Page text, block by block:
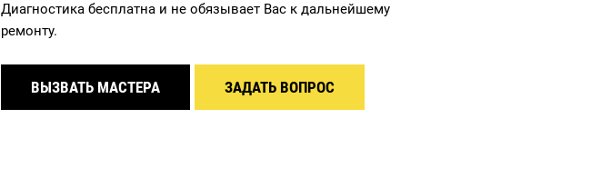
Диагностика бесплатна и не обязывает Вас к дальнейшему
ремонту.
ВЫЗВАТЬ МАСТЕРА ЗАДАТЬ ВОПРОС